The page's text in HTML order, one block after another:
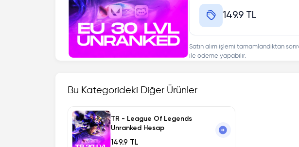
149.9 TL
Satın alım işlemi tamamlandıktan
ile ödeme yapabilir.
Bu Kategorideki Diğer Ürünler
TR - League Of Legends
Unranked Hesap
149.9 TL